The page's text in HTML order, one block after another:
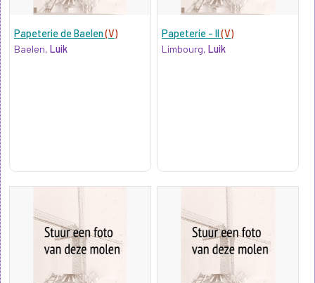
Papeterie de Baelen(V)
Baelen, Luik
Papeterie - II(V)
Limbourg,Luik